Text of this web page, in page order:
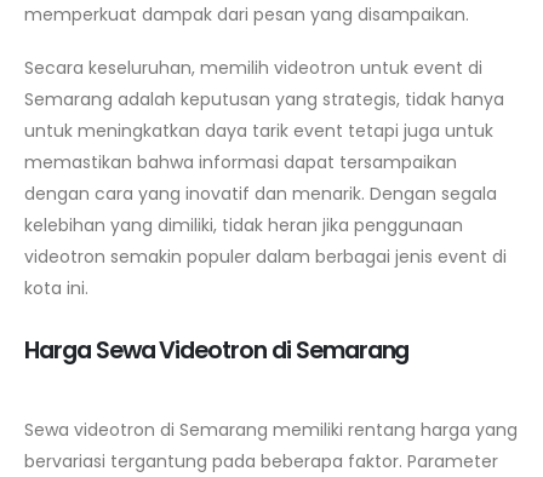
memperkuat dampak dari pesan yang disampaikan.
Secara keseluruhan, memilih videotron untuk event di
Semarang adalah keputusan yang strategis, tidak hanya
untuk meningkatkan daya tarik event tetapi juga untuk
memastikan bahwa informasi dapat tersampaikan
dengan cara yang inovatif dan menarik. Dengan segala
kelebihan yang dimiliki, tidak heran jika penggunaan
videotron semakin populer dalam berbagai jenis event di
kota ini.
Harga Sewa Videotron di Semarang
Sewa videotron di Semarang memiliki rentang harga yang
bervariasi tergantung pada beberapa faktor. Parameter